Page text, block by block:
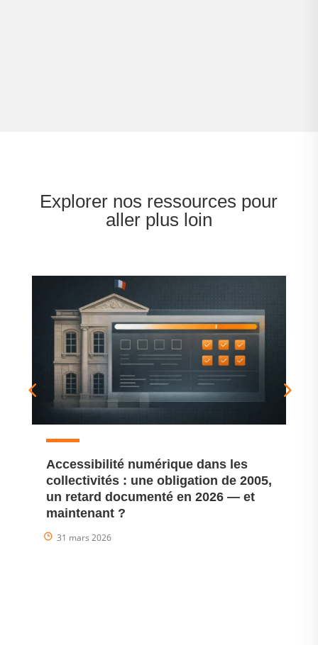
Explorer nos ressources pour
aller plus loin
Accessibilité numérique dans les
collectivités : une obligation de 2005,
un retard documenté en 2026 — et
maintenant ?
31 mars 2026